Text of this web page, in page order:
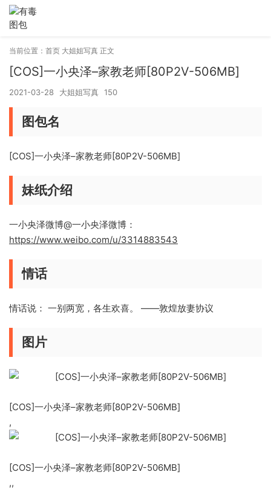
当前位置： 首页 大姐姐写真 正文
[COS]一小央泽–家教老师[80P2V-506MB]
2021-03-28 大姐姐写真 150
图包名
[COS]一小央泽–家教老师[80P2V-506MB]
妹纸介绍
一小央泽微博@一小央泽微博：
https://www.weibo.com/u/3314883543
情话
情话说： 一别两宽，各生欢喜。 ——敦煌放妻协议
图片
[COS]一小央泽–家教老师[80P2V-506MB]
,
[COS]一小央泽–家教老师[80P2V-506MB]
,,